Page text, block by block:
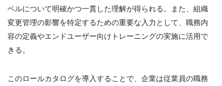
ベルについて明確かつ一貫した理解が得られる。また、組織
変更管理の影響を特定するための重要な入力として、職務内
容の定義やエンドユーザー向けトレーニングの実施に活用で
きる。
このロールカタログを導入することで、企業は従業員の職務